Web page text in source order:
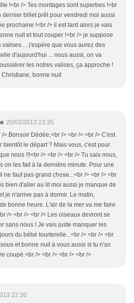
!<br /> Tes montages sont superbes !<br
dernier billet prêt pour vendredi moi aussi
prochaine !<br /> il est tard alors je vais
nuit et tout couper !<br /> je suppose
valises ... j'espère que vous aurez des
d'aujourd'hui ... nous aussi, on va
les notres valises, ça approche !
Christiane, bonne nuit
20/03/2013 23:35
/> Bonsoir Dédée,<br /> <br /> <br /> C'est
bientôt le départ ? Mais vous, c'est pour
nous !!!<br /> <br /> <br /> Tu sais nous,
on les fait à la dernière minute. Pour une
ne faut pas grand chose...<br /> <br /> <br
bien d'aller au lit moi aussi je manque de
je n'arrive pas à dormir. Le matin,
bonne heure. L'air de la mer va me faire
/> <br /> <br /> Les oiseaux devront se
sans nous ! Je vais juste manquer les
du bébé tourterelle...<br /> <br /> <br
et bonne nuit à vous aussi si tu n'as
coupé.<br /> <br /> <br /> <br />
22:30